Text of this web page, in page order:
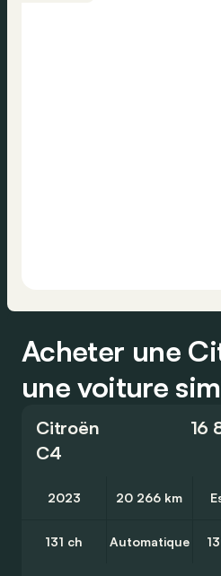
Acheter une
une voiture
Citroën
C4
16
2023 20 266 km
131 ch Automatique